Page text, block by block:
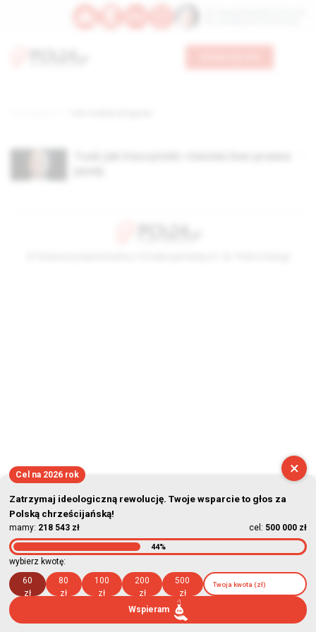
×
Cel na 2026 rok
Zatrzymaj ideologiczną rewolucję. Twoje wsparcie to głos za
Polską chrześcijańską!
mamy: 218 543 zł cel: 500 000 zł
44%
wybierz kwotę:
60
zł
80
zł
100
zł
200
zł
500
zł
Wspieram